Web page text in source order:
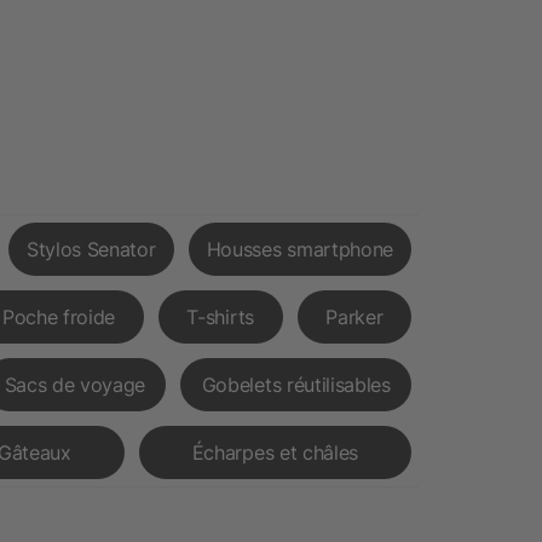
Stylos Senator Housses smartphone
Poche froide T-shirts Parker
Sacs de voyage Gobelets réutilisables
Gâteaux Écharpes et châles